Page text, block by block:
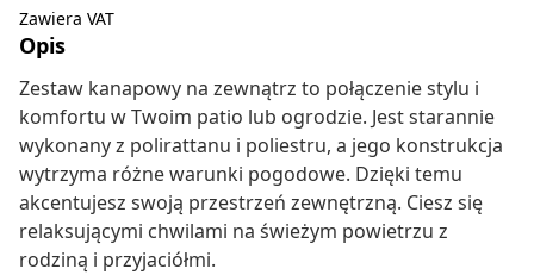
Zawiera VAT
Opis
Zestaw kanapowy na zewnątrz to połączenie stylu i
komfortu w Twoim patio lub ogrodzie. Jest starannie
wykonany z polirattanu i poliestru, a jego konstrukcja
wytrzyma różne warunki pogodowe. Dzięki temu
akcentujesz swoją przestrzeń zewnętrzną. Ciesz się
relaksującymi chwilami na świeżym powietrzu z
rodziną i przyjaciółmi.